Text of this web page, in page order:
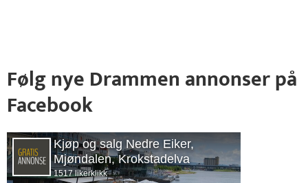
Følg nye Drammen annonser på
Facebook
Kjøp og salg Nedre Eiker,
Mjøndalen, Krokstadelva
1517 likerklikk